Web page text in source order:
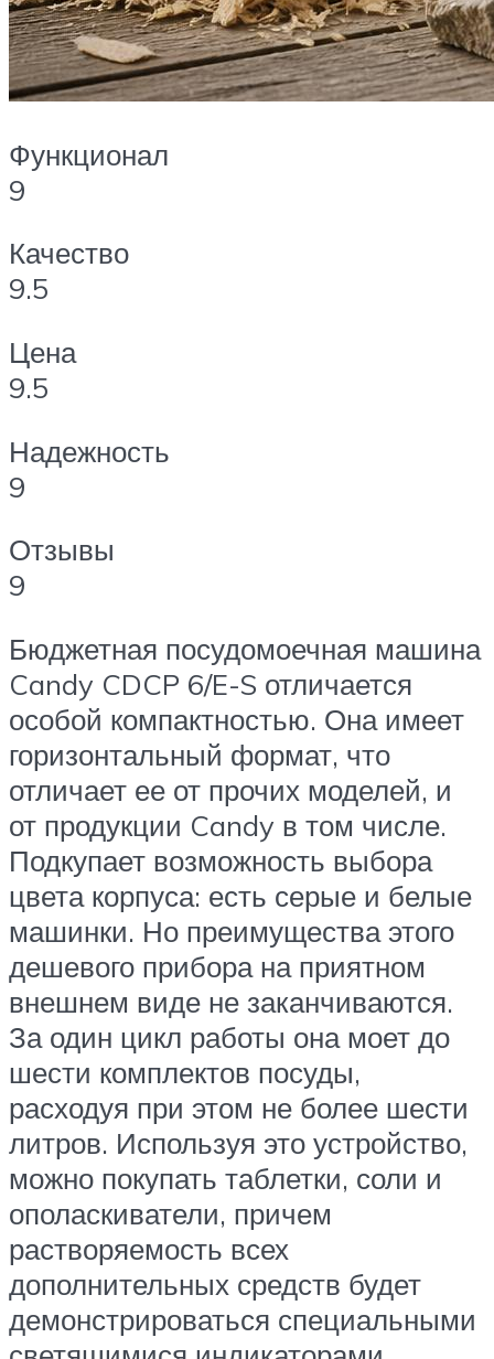
Функционал
9
Качество
9.5
Цена
9.5
Надежность
9
Отзывы
9
Бюджетная посудомоечная машина
Candy CDCP 6/E-S отличается
особой компактностью. Она имеет
горизонтальный формат, что
отличает ее от прочих моделей, и
от продукции Candy в том числе.
Подкупает возможность выбора
цвета корпуса: есть серые и белые
машинки. Но преимущества этого
дешевого прибора на приятном
внешнем виде не заканчиваются.
За один цикл работы она моет до
шести комплектов посуды,
расходуя при этом не более шести
литров. Используя это устройство,
можно покупать таблетки, соли и
ополаскиватели, причем
растворяемость всех
дополнительных средств будет
демонстрироваться специальными